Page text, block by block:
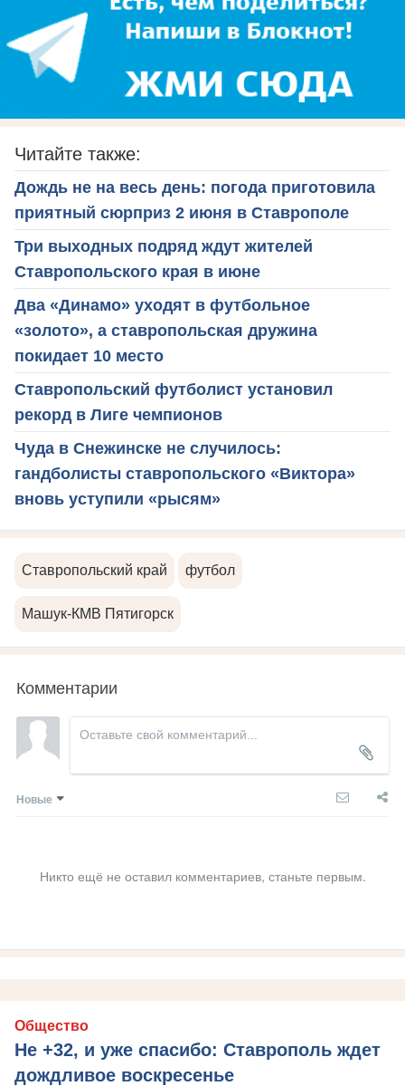
Читайте также:
Дождь не на весь день: погода приготовила
приятный сюрприз 2 июня в Ставрополе
Три выходных подряд ждут жителей
Ставропольского края в июне
Два «Динамо» уходят в футбольное
«золото», а ставропольская дружина
покидает 10 место
Ставропольский футболист установил
рекорд в Лиге чемпионов
Чуда в Снежинске не случилось:
гандболисты ставропольского «Виктора»
вновь уступили «рысям»
Ставропольский край футбол
Машук-КМВ Пятигорск
Комментарии
Новые
Никто ещё не оставил комментариев, станьте первым.
Общество
Не +32, и уже спасибо: Ставрополь ждет
дождливое воскресенье